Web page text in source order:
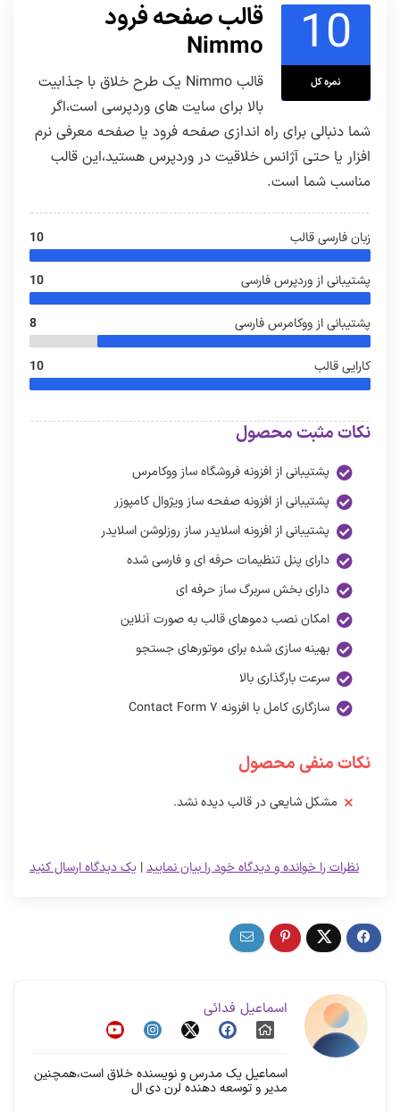
10
نمره کل
قالب صفحه فرود
Nimmo
قالب Nimmo یک طرح خلاق با جذابیت
بالا برای سایت های وردپرسی است،اگر
شما دنبالی برای راه اندازی صفحه فرود یا صفحه معرفی نرم
افزار یا حتی آژانس خلاقیت در وردپرس هستید،این قالب
مناسب شما است.
زبان فارسی قالب 10
پشتیبانی از وردپرس فارسی 10
پشتیبانی از ووکامرس فارسی 8
کارایی قالب 10
نکات مثبت محصول
پشتیبانی از افزونه فروشگاه ساز ووکامرس
پشتیبانی از افزونه صفحه ساز ویژوال کامپوزر
پشتیبانی از افزونه اسلایدر ساز روزلوشن اسلایدر
دارای پنل تنظیمات حرفه ای و فارسی شده
دارای بخش سربرگ ساز حرفه ای
امکان نصب دموهای قالب به صورت آنلاین
بهینه سازی شده برای موتورهای جستجو
سرعت بارگذاری بالا
سازگاری کامل با افزونه Contact Form ۷
نکات منفی محصول
مشکل شایعی در قالب دیده نشد.
یک دیدگاه ارسال کنید |نظرات را خوانده و دیدگاه خود را بیان نمایید
اسماعیل فدائی
اسماعیل یک مدرس و نویسنده خلاق است،همچنین
مدیر و توسعه دهنده لرن دی ال